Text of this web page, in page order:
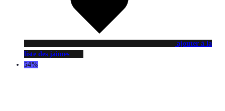
ajouter à la
liste des jaimes
54%